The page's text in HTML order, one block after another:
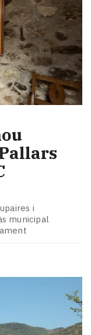
i
municipal